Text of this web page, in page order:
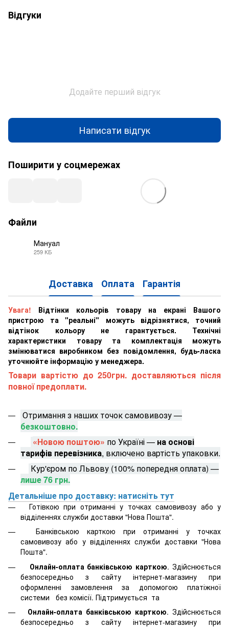
Відгуки
Додайте перший відгук
Написати відгук
Поширити у соцмережах
Файли
Мануал
259 КБ
Доставка Оплата Гарантія
Увага! Відтінки кольорів товару на екрані Вашого
пристрою та "реальні" можуть відрізнятися, точний
відтінок кольору не гарантується. Технічні
характеристики товару та комплектація можуть
змінюватися виробником без повідомлення, будь-ласка
уточнюйте інформацію у менеджера.
Товари вартістю до 250грн. доставляються після
повної предоплати.
Отримання з наших точок самовивозу —
безкоштовно.
«Новою поштою» по Україні — на основі
тарифів перевізника, включено вартість упаковки.
Кур'єром по Львову (100% попередня оплата) —
лише 76 грн.
Детальніше про доставку: натисніть тут
Готівкою при отриманні у точках самовивозу або у
відділеннях служби доставки "Нова Пошта".
Банківською карткою при отриманні у точках
самовивозу або у відділеннях служби доставки "Нова
Пошта".
Онлайн-оплата банківською карткою. Здійснюється
безпосередньо з сайту інтернет-магазину при
оформленні замовлення за допомогою платіжної
системи
без комісії. Підтримується та
Онлайн-оплата банківською карткою. Здійснюється
безпосередньо з сайту інтернет-магазину при